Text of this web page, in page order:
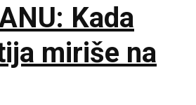
Kada
miriše na